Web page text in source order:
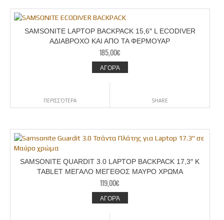
SAMSONITE LAPTOP BACKPACK 15,6″ L ECODIVER
ΑΔΙΑΒΡΟΧΟ ΚΑΙ ΑΠΟ ΤΑ ΦΕΡΜΟΥΑΡ
185,00€
ΑΓΟΡΆ
ΠΕΡΙΣΣΌΤΕΡΑ SHARE
SAMSONITE QUARDIT 3.0 LAPTOP BACKPACK 17,3″ K
TABLET ΜΕΓΑΛΟ ΜΕΓΕΘΟΣ ΜΑΥΡO ΧΡΩΜΑ
119,00€
ΑΓΟΡΆ